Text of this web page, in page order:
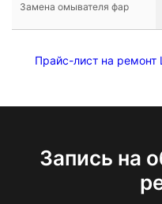
Замена омывателя фар
Прайс-лист на ремонт
Запись на